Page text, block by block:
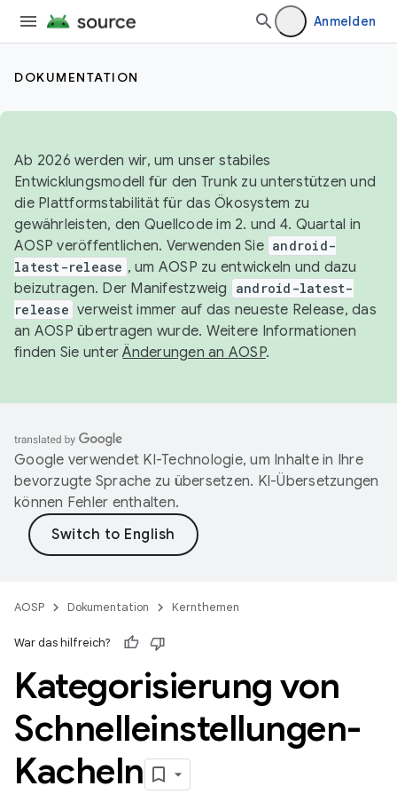
Anmelden
DOKUMENTATION
Ab 2026 werden wir, um unser stabiles
Entwicklungsmodell für den Trunk zu unterstützen und
die Plattformstabilität für das Ökosystem zu
gewährleisten, den Quellcode im 2. und 4. Quartal in
AOSP veröffentlichen. Verwenden Sie android-
latest-release , um AOSP zu entwickeln und dazu
beizutragen. Der Manifestzweig
android-latest-
release verweist immer auf das neueste Release, das
an AOSP übertragen wurde. Weitere Informationen
finden Sie unterÄnderungen an AOSP.
Google verwendet KI-Technologie, um Inhalte in Ihre
bevorzugte Sprache zu übersetzen. KI-Übersetzungen
können Fehler enthalten.
AOSP Dokumentation Kernthemen
War das hilfreich?
Kategorisierung von
Schnelleinstellungen-
Kacheln